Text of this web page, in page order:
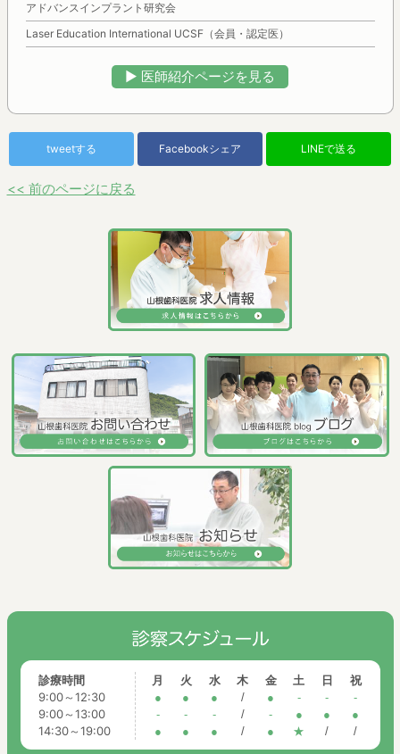
アドバンスインプラント研究会
Laser Education International UCSF（会員・認定医）
▶︎ 医師紹介ページを見る
tweetする Facebookシェア LINEで送る
<< 前のページに戻る
診療時間
9:00～12:30
9:00～13:00
14:30～19:00
月
●
-
●
火
●
-
●
水
●
-
●
木
/
/
/
金
●
-
●
土
-
●
★
日
-
●
/
祝
-
●
/